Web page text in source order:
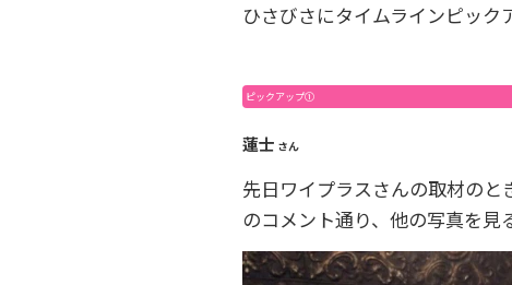
ひさびさにタイムラインピック
ピックアップ①
蓮士 さん
先日ワイプラスさんの取材のと
のコメント通り、他の写真を見